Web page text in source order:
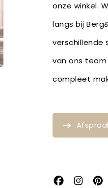
onze winkel.
langs bij
verschillende
van ons
compleet